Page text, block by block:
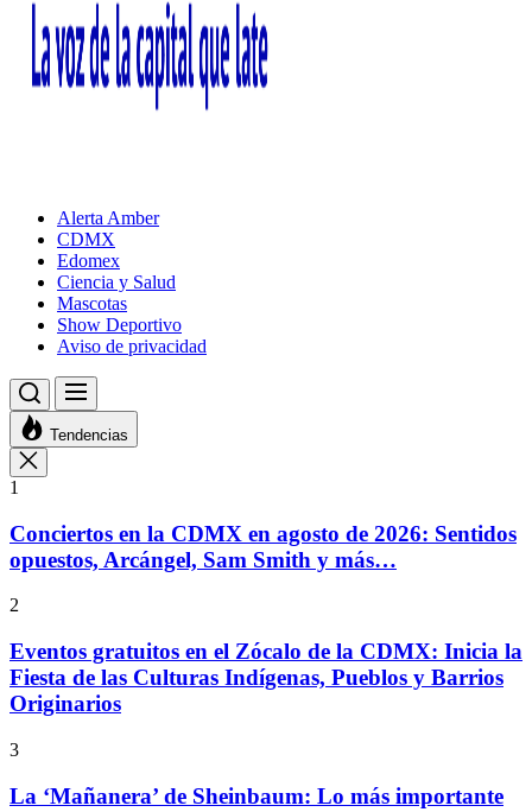
Alerta Amber
CDMX
Edomex
Ciencia y Salud
Mascotas
Show Deportivo
Aviso de privacidad
Tendencias
1
Conciertos en la CDMX en agosto de 2026: Sentidos
opuestos, Arcángel, Sam Smith y más…
2
Eventos gratuitos en el Zócalo de la CDMX: Inicia la
Fiesta de las Culturas Indígenas, Pueblos y Barrios
Originarios
3
La ‘Mañanera’ de Sheinbaum: Lo más importante